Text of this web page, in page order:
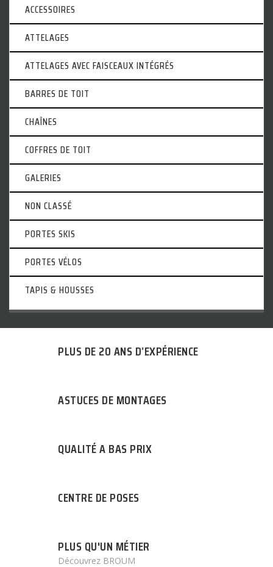
ACCESSOIRES
ATTELAGES
ATTELAGES AVEC FAISCEAUX INTÉGRÉS
BARRES DE TOIT
CHAÎNES
COFFRES DE TOIT
GALERIES
NON CLASSÉ
PORTES SKIS
PORTES VÉLOS
TAPIS & HOUSSES
PLUS DE 20 ANS D’EXPÉRIENCE
ASTUCES DE MONTAGES
QUALITÉ A BAS PRIX
CENTRE DE POSES
PLUS QU'UN MÉTIER
Découvrez BROUM